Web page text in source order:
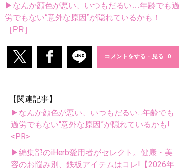
▶なんか顔色が悪い、いつもだるい…年齢でも過
労でもない“意外な原因”が隠れているかも！
［PR］
コメントをする・見る
【関連記事】
▶なんか顔色が悪い、いつもだるい...年齢でも
過労でもない“意外な原因”が隠れているかも!
<PR>
▶編集部のiHerb愛用者がセレクト。健康・美
容のお悩み別、鉄板アイテムはコレ!【2026年